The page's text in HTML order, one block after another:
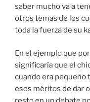
saber mucho va a
otros temas de los
toda la fuerza de su
En el ejemplo que
significaría que el
cuando era pequeño
esos méritos de dar